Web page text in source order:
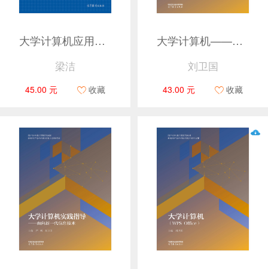
大学计算机应用基础（第3版）
梁洁
45.00 元 收藏
大学计算机——面向新一代信息技术
刘卫国
43.00 元 收藏